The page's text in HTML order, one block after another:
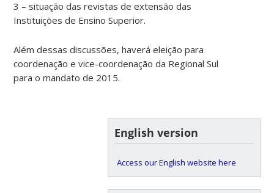
3 – situação das revistas de extensão das
Instituições de Ensino Superior.
Além dessas discussões, haverá eleição para
coordenação e vice-coordenação da Regional Sul
para o mandato de 2015.
English version
Access our English website here